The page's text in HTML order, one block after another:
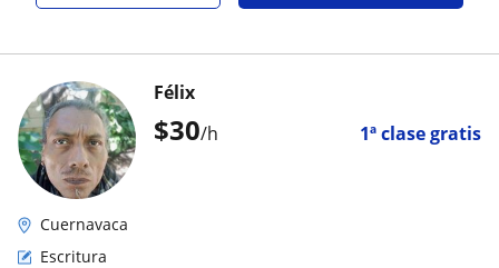
$30/h 1ª clase gratis
Félix
Cuernavaca
Escritura